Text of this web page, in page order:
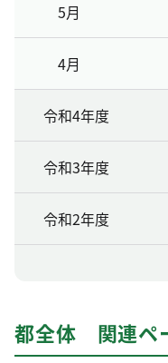
5月
4月
令和4年度
令和3年度
令和2年度
都全体 関連ペ